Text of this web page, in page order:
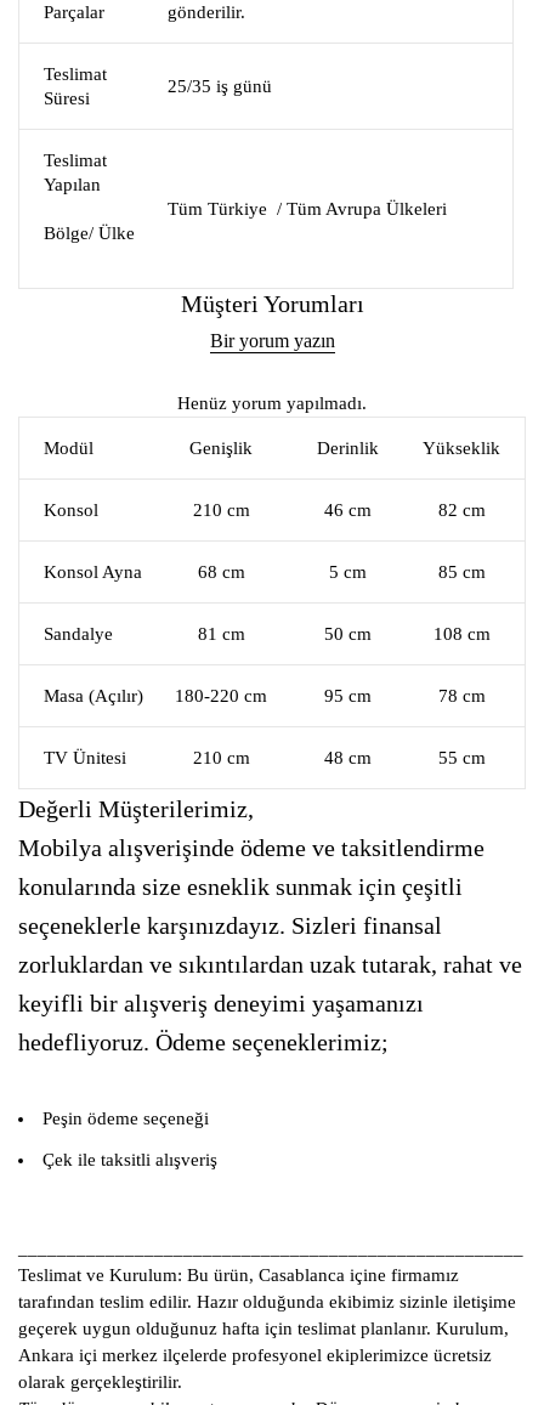
Parçalar
gönderilir.
Teslimat
Süresi
25/35 iş günü
Teslimat
Yapılan
Bölge/ Ülke
Tüm Türkiye / Tüm Avrupa Ülkeleri
Müşteri Yorumları
Bir yorum yazın
Henüz yorum yapılmadı.
Modül Genişlik Derinlik Yükseklik
Konsol 210 cm 46 cm 82 cm
Konsol Ayna 68 cm 5 cm 85 cm
Sandalye 81 cm 50 cm 108 cm
Masa (Açılır) 180-220 cm 95 cm 78 cm
TV Ünitesi 210 cm 48 cm 55 cm
Değerli Müşterilerimiz,
Mobilya alışverişinde ödeme ve taksitlendirme
konularında size esneklik sunmak için çeşitli
seçeneklerle karşınızdayız. Sizleri finansal
zorluklardan ve sıkıntılardan uzak tutarak, rahat ve
keyifli bir alışveriş deneyimi yaşamanızı
hedefliyoruz. Ödeme seçeneklerimiz;
Peşin ödeme seçeneği
Çek ile taksitli alışveriş
Teslimat ve Kurulum: Bu ürün, Casablanca içine firmamız
tarafından teslim edilir. Hazır olduğunda ekibimiz sizinle iletişime
geçerek uygun olduğunuz hafta için teslimat planlanır. Kurulum,
Ankara içi merkez ilçelerde profesyonel ekiplerimizce ücretsiz
olarak gerçekleştirilir.